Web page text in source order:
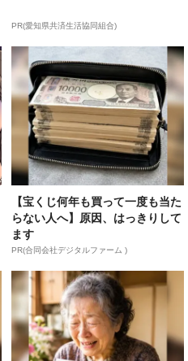
PR(愛知県共済生活協同組合)
【宝くじ何年も買って一度も当た
らない人へ】原因、はっきりして
ます
PR(合同会社デジタルファーム )